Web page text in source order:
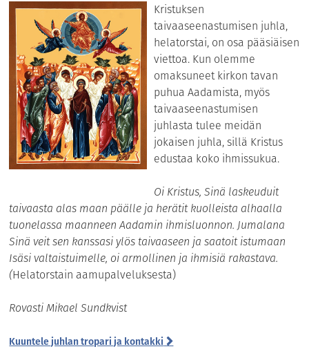
Kristuksen
taivaaseenastumisen juhla,
helatorstai, on osa pääsiäisen
viettoa. Kun olemme
omaksuneet kirkon tavan
puhua Aadamista, myös
taivaaseenastumisen
juhlasta tulee meidän
jokaisen juhla, sillä Kristus
edustaa koko ihmissukua.
Oi Kristus, Sinä laskeuduit
taivaasta alas maan päälle ja herätit kuolleista alhaalla
tuonelassa maanneen Aadamin ihmisluonnon. Jumalana
Sinä veit sen kanssasi ylös taivaaseen ja saatoit istumaan
Isäsi valtaistuimelle, oi armollinen ja ihmisiä rakastava.
(Helatorstain aamupalveluksesta)
Rovasti Mikael Sundkvist
Kuuntele juhlan tropari ja kontakki